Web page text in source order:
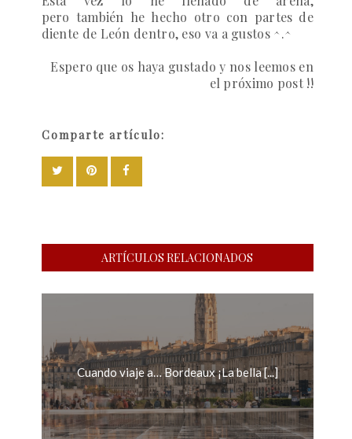
pero también he hecho otro con partes de
diente de León dentro, eso va a gustos ^.^
Espero que os haya gustado y nos leemos en
el próximo post !!
Comparte artículo:
ARTÍCULOS RELACIONADOS
Cuando viaje a… Bordeaux ¡La bella [...]